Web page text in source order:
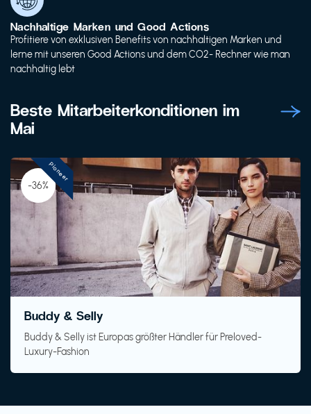
Nachhaltige Marken und Good Actions
Profitiere von exklusiven Benefits von nachhaltigen Marken und
lerne mit unseren Good Actions und dem CO2- Rechner wie man
nachhaltig lebt
Beste Mitarbeiterkonditionen im
Mai
-36%
Buddy & Selly
Buddy & Selly ist Europas größter Händler für Preloved-
Luxury-Fashion
Pioneer